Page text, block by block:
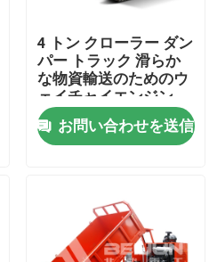
4 トン クローラー ダン
パー トラック 滑らか
な物資輸送のためのウ
ェイチャイエンジン
お問い合わせを送信